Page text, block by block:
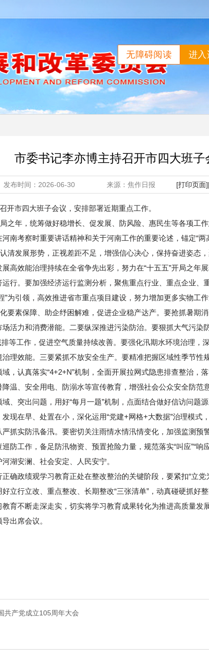
无障碍阅读 进入
市委书记李亦博主持召开市四大班子
发布时间：2026-06-30 来源：焦作日报 [打印页面]
开市四大班子会议，安排部署近期重点工作。
之年，统筹做好稳增长、促发展、防风险、惠民生等各项工
南考察时重要讲话精神和关于河南工作的重要论述，锚定“
清发展形势，正视差距不足，增强信心决心，保持奋进姿态
高效能治理持续在全省争先出彩，努力在“十五五”开局之年
行。要加强经济运行监测分析，聚焦重点行业、重点企业、
”为引领，高效推进省市重点项目建设，努力增加更多实物工
要素保障、助企纾困解难，促进企业稳产达产。要抢抓暑期
活力和消费潜能。二要纵深推进污染防治。要狠抓大气污染
等工作，促进空气质量持续改善。要强化汛期水环境治理，
理效能。三要紧抓不放安全生产。要精准把握区域性季节性
，认真落实“4+2+N”机制，全面开展拉网式隐患排查整治，
温、安全用电、防溺水等宣传教育，增强社会公众安全防范
、突出问题，用好“每月一题”机制，点面结合做好信访问题
现在早、处置在小，深化运用“党建+网格+大数据”治理模式
抓实防汛备汛。要密切关注雨情水情汛情变化，加强监测预
防工作，备足防汛物资、预置抢险力量，规范落实“叫应”“响
湖安澜、社会安定、人民安宁。
确政绩观学习教育正处在整改整治的关键阶段，要紧扣“立
立行立改、重点整改、长期整改“三张清单”，动真碰硬抓好
育不断走深走实，切实将学习教育成果转化为推进高质量发
出席会议。
共产党成立105周年大会